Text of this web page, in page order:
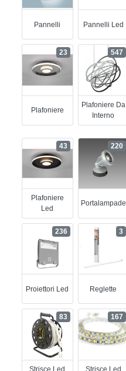
Pannelli Pannelli Led
Plafoniere
23
Plafoniere Da
Interno
547
Plafoniere
Led
43
Portalampade
220
Proiettori Led
236
Reglette
3
Strisce Led
83
Strisce Led
167